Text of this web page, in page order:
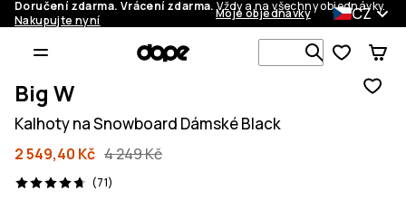
Doručení zdarma. Vrácení zdarma.Vždy a na všechny objednávky.
Nakupujte nyní
Moje objednávky CZ
Vyhledávej
Big W
Kalhoty na Snowboard Dámské Black
2 549,40 Kč 4 249 Kč
(71)
71 recenze, 4.7/5